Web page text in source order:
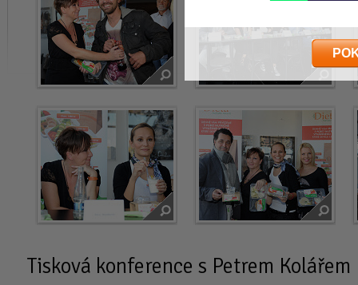
Tisková konference s Petrem Kolářem